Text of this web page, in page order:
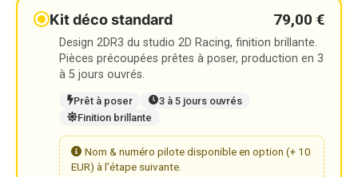
Kit déco standard 79,00 €
Design 2DR3 du studio 2D Racing, finition brillante.
Pièces précoupées prêtes à poser, production en 3
à 5 jours ouvrés.
Prêt à poser
3 à 5 jours ouvrés
Finition brillante
Nom & numéro pilote disponible en option (+ 10
EUR) à l'étape suivante.